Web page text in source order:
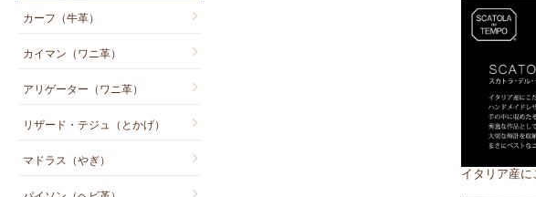
カーフ（牛革）
カイマン（ワニ革）
アリゲーター（ワニ革）
リザード・テジュ（とかげ）
マドラス（やぎ）
イタリア産